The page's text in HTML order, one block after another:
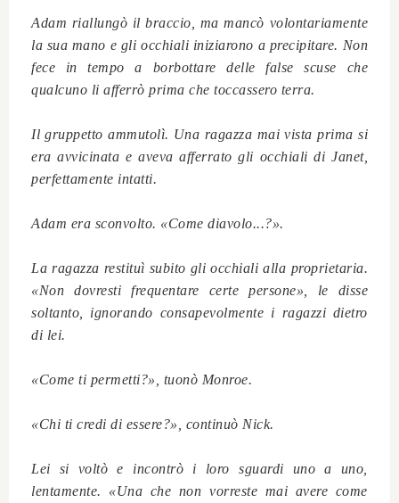
Adam riallungò il braccio, ma mancò volontariamente
la sua mano e gli occhiali iniziarono a precipitare. Non
fece in tempo a borbottare delle false scuse che
qualcuno li afferrò prima che toccassero terra.
Il gruppetto ammutolì. Una ragazza mai vista prima si
era avvicinata e aveva afferrato gli occhiali di Janet,
perfettamente intatti.
Adam era sconvolto. «Come diavolo...?».
La ragazza restituì subito gli occhiali alla proprietaria.
«Non dovresti frequentare certe persone», le disse
soltanto, ignorando consapevolmente i ragazzi dietro
di lei.
«Come ti permetti?», tuonò Monroe.
«Chi ti credi di essere?», continuò Nick.
Lei si voltò e incontrò i loro sguardi uno a uno,
lentamente. «Una che non vorreste mai avere come